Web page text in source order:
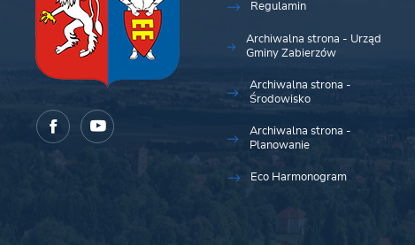
Regulamin
Archiwalna strona - Urząd
Gminy Zabierzów
Archiwalna strona -
Środowisko
Archiwalna strona -
Planowanie
Eco Harmonogram